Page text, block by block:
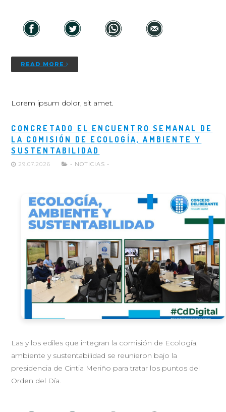
READ MORE
Lorem ipsum dolor, sit amet.
CONCRETADO EL ENCUENTRO SEMANAL DE
LA COMISIÓN DE ECOLOGÍA, AMBIENTE Y
SUSTENTABILIDAD
29.07.2026 - NOTICIAS -
Las y los ediles que integran la comisión de Ecología,
ambiente y sustentabilidad se reunieron bajo la
presidencia de Cintia Meriño para tratar los puntos del
Orden del Día.